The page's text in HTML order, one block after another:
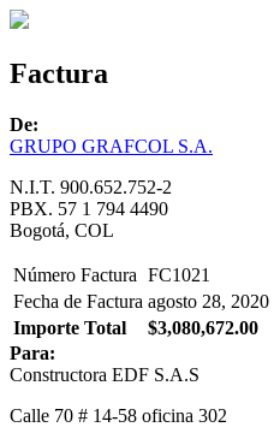
Factura
De:
GRUPO GRAFCOL S.A.
N.I.T. 900.652.752-2
PBX. 57 1 794 4490
Bogotá, COL
Número Factura FC1021
Fecha de Factura agosto 28, 2020
Importe Total
$3,080,672.00
Para:
Constructora EDF S.A.S
Calle 70 # 14-58 oficina 302